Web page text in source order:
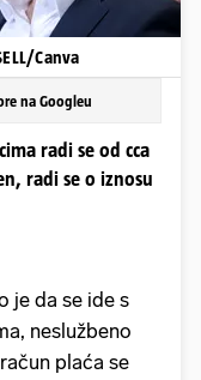
Canva
na Googleu
radi se od cca
radi se o iznosu
je da se ide s
neslužbeno
plaća se